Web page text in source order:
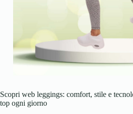
Scopri web leggings: comfort, stile e
top ogni giorno